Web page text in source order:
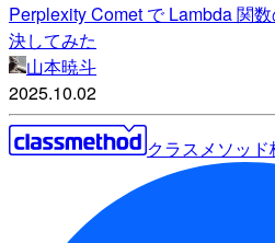
Perplexity Comet で Lambda 関
決してみた
山本暁斗
2025.10.02
クラスメソッ